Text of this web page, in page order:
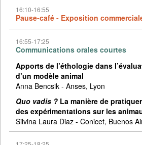
16:10-16:55
Pause-café - Exposition
16:55-17:25
Communications orales courtes
Apports de l’éthologie dans
d’un modèle animal
Anna Bencsik - Anses, Lyon
Quo vadis ? La manière de
des expérimentations sur les
Silvina Laura Diaz - Conicet, Buenos